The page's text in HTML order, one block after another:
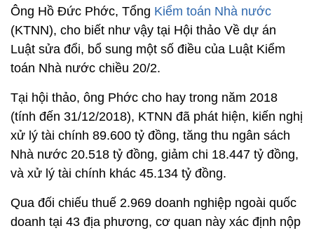
Ông Hồ Đức Phớc, Tổng Kiểm toán Nhà nước
(KTNN), cho biết như vậy tại Hội thảo Về dự án
Luật sửa đổi, bổ sung một số điều của Luật Kiểm
toán Nhà nước chiều 20/2.
Tại hội thảo, ông Phớc cho hay trong năm 2018
(tính đến 31/12/2018), KTNN đã phát hiện, kiến nghị
xử lý tài chính 89.600 tỷ đồng, tăng thu ngân sách
Nhà nước 20.518 tỷ đồng, giảm chi 18.447 tỷ đồng,
và xử lý tài chính khác 45.134 tỷ đồng.
Qua đối chiếu thuế 2.969 doanh nghiệp ngoài quốc
doanh tại 43 địa phương, cơ quan này xác định nộp